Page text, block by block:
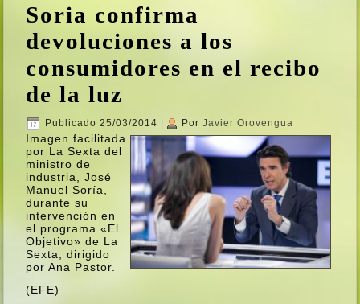
Soria confirma
devoluciones a los
consumidores en el recibo
de la luz
Publicado 25/03/2014 Por Javier Orovengua
Imagen facilitada
por La Sexta del
ministro de
industria, José
Manuel Sorí­a,
durante su
intervención en
el programa «El
Objetivo» de La
Sexta, dirigido
por Ana Pastor.
(EFE)